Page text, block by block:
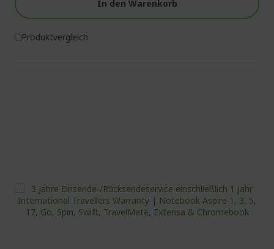
In den Warenkorb
Produktvergleich